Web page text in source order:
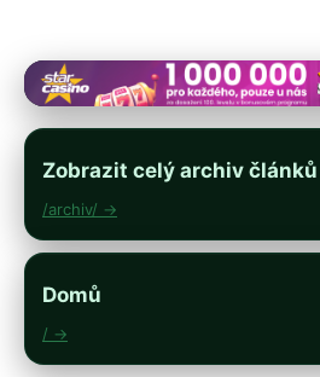
Zobrazit celý archiv
/archiv/ →
Domů
/ →